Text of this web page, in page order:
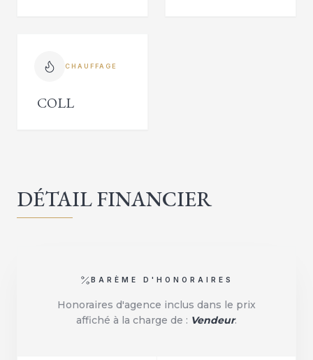
CHAUFFAGE
COLL
DÉTAIL FINANCIER
BARÈME D'HONORAIRES
Honoraires d'agence inclus dans le prix
affiché à la charge de : Vendeur.